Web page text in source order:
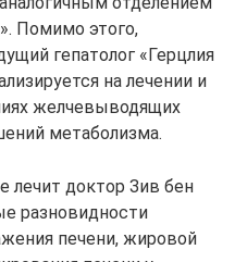
Помимо этого,
гепатолог «Герцлия
на лечении и
желчевыводящих
метаболизма.
лечит доктор Зив бен
разновидности
печени, жировой